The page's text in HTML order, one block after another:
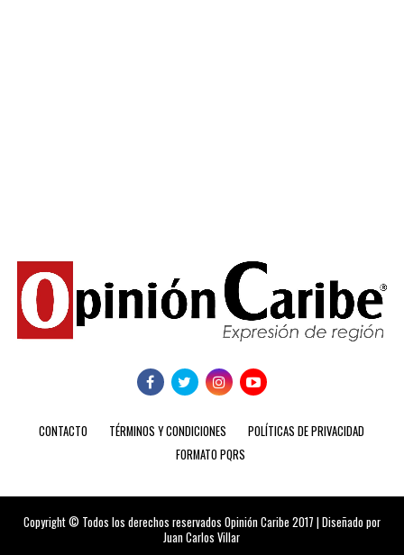
CONTACTO TÉRMINOS Y CONDICIONES
POLÍTICAS DE PRIVACIDAD
FORMATO PQRS
Copyright © Todos los derechos reservados Opinión Caribe 2017 | Diseñado por
Juan Carlos Villar